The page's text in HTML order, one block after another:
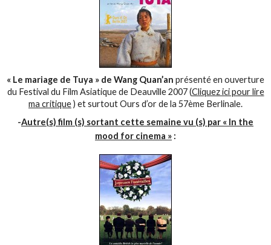
« Le mariage de Tuya » de Wang Quan’an présenté en ouverture
du Festival du Film Asiatique de Deauville 2007 (Cliquez ici pour lire
ma critique) et surtout Ours d’or de la 57ème Berlinale.
-Autre(s) film (s) sortant cette semaine vu (s) par « In the
mood for cinema » :